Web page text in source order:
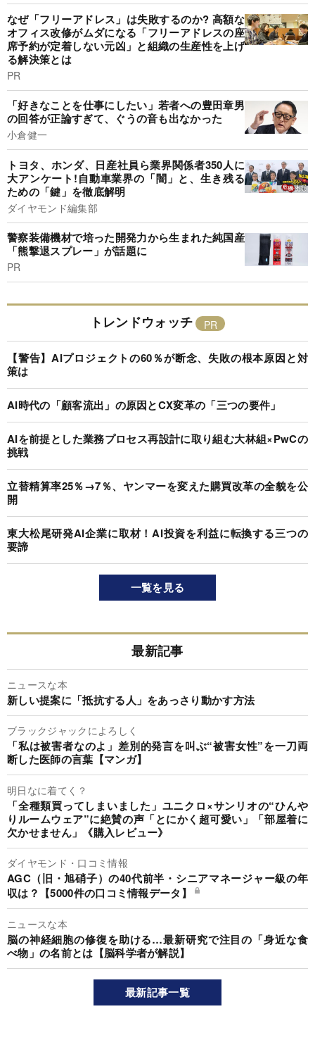
なぜ「フリーアドレス」は失敗するのか? 高額な
オフィス改修がムダになる「フリーアドレスの座
席予約が定着しない元凶」と組織の生産性を上げ
る解決策とは
PR
「好きなことを仕事にしたい」若者への豊田章男
の回答が正論すぎて、ぐうの音も出なかった
小倉健一
トヨタ、ホンダ、日産社員ら業界関係者350人に
大アンケート!自動車業界の「闇」と、生き残る
ための「鍵」を徹底解明
ダイヤモンド編集部
警察装備機材で培った開発力から生まれた純国産
「熊撃退スプレー」が話題に
PR
トレンドウォッチ
【警告】AIプロジェクトの60％が断念、失敗の根本原因と対
策は
AI時代の「顧客流出」の原因とCX変革の「三つの要件」
AIを前提とした業務プロセス再設計に取り組む大林組×PwCの
挑戦
立替精算率25％→7％、ヤンマーを変えた購買改革の全貌を公
開
東大松尾研発AI企業に取材！AI投資を利益に転換する三つの
要諦
一覧を見る
最新記事
ニュースな本
新しい提案に「抵抗する人」をあっさり動かす方法
ブラックジャックによろしく
「私は被害者なのよ」差別的発言を叫ぶ“被害女性”を一刀両
断した医師の言葉【マンガ】
明日なに着てく？
「全種類買ってしまいました」ユニクロ×サンリオの“ひんや
りルームウェア”に絶賛の声「とにかく超可愛い」「部屋着に
欠かせません」《購入レビュー》
ダイヤモンド・口コミ情報
AGC（旧・旭硝子）の40代前半・シニアマネージャー級の年
収は？【5000件の口コミ情報データ】
ニュースな本
脳の神経細胞の修復を助ける…最新研究で注目の「身近な食
べ物」の名前とは【脳科学者が解説】
最新記事一覧